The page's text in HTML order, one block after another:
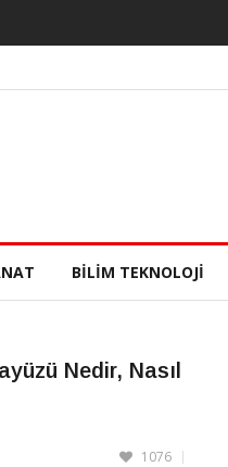
BILIM TEKNOLOJI
Nedir, Nasıl
1076